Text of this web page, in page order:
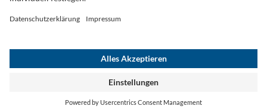
Widerruf einreichen
Impressum
VersandBarrierefreiheit